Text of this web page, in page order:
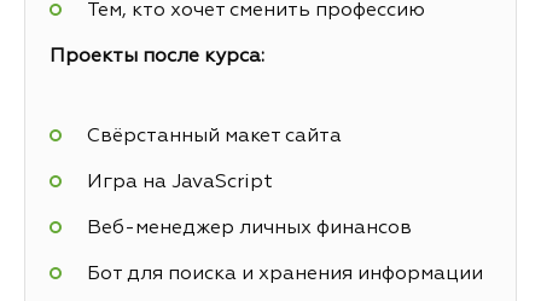
Тем, кто хочет сменить профессию
Проекты после курса:
Свёрстанный макет сайта
Игра на JavaScript
Веб-менеджер личных финансов
Бот для поиска и хранения информации